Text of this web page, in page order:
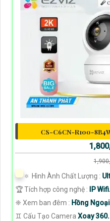
CS-C6CN-R100-
🔅 Hình Ành Chất Lượng :
🏆 Tích hợp công nghệ :
IP Wifi.
❈ Xem ban đêm : Hồng
♊ Cấu Tạo Camera Xoay 360.